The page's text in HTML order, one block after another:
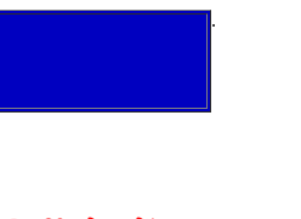
.